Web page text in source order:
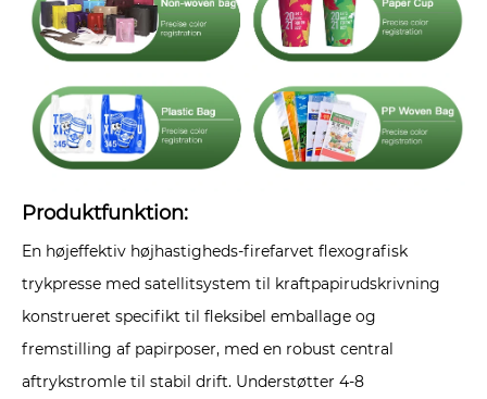
Produktfunktion:
En højeffektiv højhastigheds-firefarvet flexografisk
trykpresse med satellitsystem til kraftpapirudskrivning
konstrueret specifikt til fleksibel emballage og
fremstilling af papirposer, med en robust central
aftrykstromle til stabil drift. Understøtter 4-8